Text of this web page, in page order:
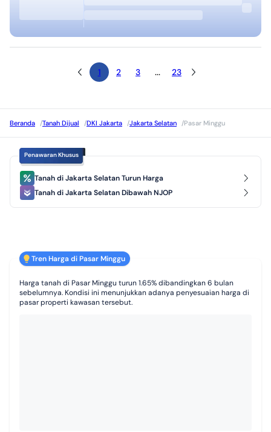
1 2 3 ... 23
Beranda /Tanah Dijual /DKI Jakarta /Jakarta Selatan /Pasar Minggu
Penawaran Khusus
Tanah di Jakarta Selatan Turun Harga
Tanah di Jakarta Selatan Dibawah NJOP
Tren Harga di Pasar Minggu
Harga tanah di Pasar Minggu turun 1.65% dibandingkan 6 bulan
sebelumnya. Kondisi ini menunjukkan adanya penyesuaian harga di
pasar properti kawasan tersebut.